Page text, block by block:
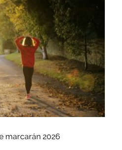
marcarán 2026